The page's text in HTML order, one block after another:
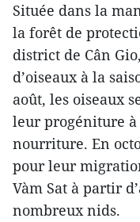
Située dans la
la forêt de
district de Cân
d’oiseaux à la
août, les oiseaux
leur progéniture
nourriture. En
pour leur
Vàm Sat à partir
nombreux nids.